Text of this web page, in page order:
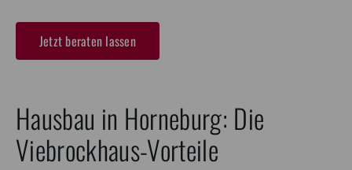
Jetzt beraten lassen
Hausbau in Horneburg: Die
Viebrockhaus-Vorteile